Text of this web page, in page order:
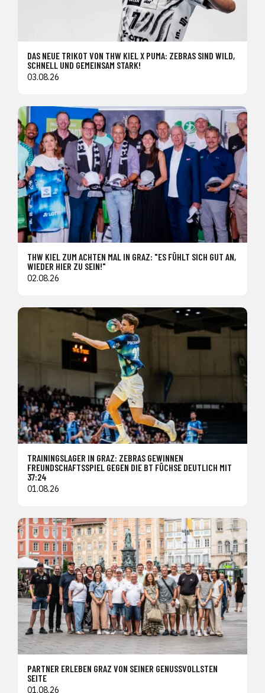
DAS NEUE TRIKOT VON THW KIEL X PUMA: ZEBRAS SIND WILD,
SCHNELL UND GEMEINSAM STARK!
03.08.26
THW KIEL ZUM ACHTEN MAL IN GRAZ: "ES FÜHLT SICH GUT AN,
WIEDER HIER ZU SEIN!"
02.08.26
TRAININGSLAGER IN GRAZ: ZEBRAS GEWINNEN
FREUNDSCHAFTSSPIEL GEGEN DIE BT FÜCHSE DEUTLICH MIT
37:24
01.08.26
PARTNER ERLEBEN GRAZ VON SEINER GENUSSVOLLSTEN
SEITE
01.08.26